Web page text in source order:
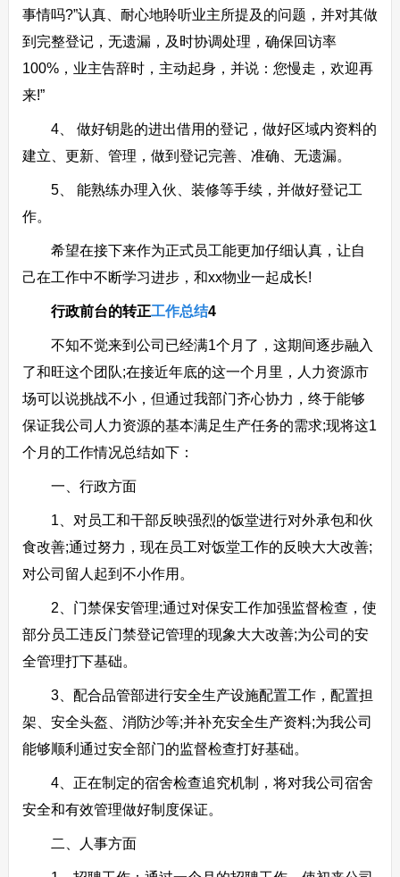
事情吗?”认真、耐心地聆听业主所提及的问题，并对其做
到完整登记，无遗漏，及时协调处理，确保回访率
100%，业主告辞时，主动起身，并说：您慢走，欢迎再
来!”
4、 做好钥匙的进出借用的登记，做好区域内资料的
建立、更新、管理，做到登记完善、准确、无遗漏。
5、 能熟练办理入伙、装修等手续，并做好登记工
作。
希望在接下来作为正式员工能更加仔细认真，让自
己在工作中不断学习进步，和xx物业一起成长!
行政前台的转正工作总结4
不知不觉来到公司已经满1个月了，这期间逐步融入
了和旺这个团队;在接近年底的这一个月里，人力资源市
场可以说挑战不小，但通过我部门齐心协力，终于能够
保证我公司人力资源的基本满足生产任务的需求;现将这1
个月的工作情况总结如下：
一、行政方面
1、对员工和干部反映强烈的饭堂进行对外承包和伙
食改善;通过努力，现在员工对饭堂工作的反映大大改善;
对公司留人起到不小作用。
2、门禁保安管理;通过对保安工作加强监督检查，使
部分员工违反门禁登记管理的现象大大改善;为公司的安
全管理打下基础。
3、配合品管部进行安全生产设施配置工作，配置担
架、安全头盔、消防沙等;并补充安全生产资料;为我公司
能够顺利通过安全部门的监督检查打好基础。
4、正在制定的宿舍检查追究机制，将对我公司宿舍
安全和有效管理做好制度保证。
二、人事方面